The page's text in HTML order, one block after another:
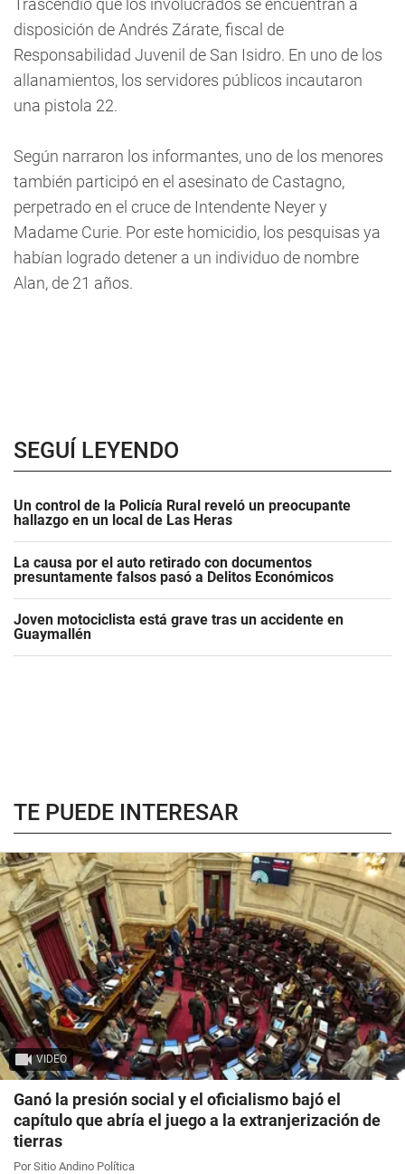
Trascendió que los involucrados se encuentran a
disposición de Andrés Zárate, fiscal de
Responsabilidad Juvenil de San Isidro. En uno de los
allanamientos, los servidores públicos incautaron
una pistola 22.
Según narraron los informantes, uno de los menores
también participó en el asesinato de Castagno,
perpetrado en el cruce de Intendente Neyer y
Madame Curie. Por este homicidio, los pesquisas ya
habían logrado detener a un individuo de nombre
Alan, de 21 años.
SEGUÍ LEYENDO
Un control de la Policía Rural reveló un preocupante
hallazgo en un local de Las Heras
La causa por el auto retirado con documentos
presuntamente falsos pasó a Delitos Económicos
Joven motociclista está grave tras un accidente en
Guaymallén
TE PUEDE INTERESAR
VIDEO
Ganó la presión social y el oficialismo bajó el
capítulo que abría el juego a la extranjerización de
tierras
Por Sitio Andino Política